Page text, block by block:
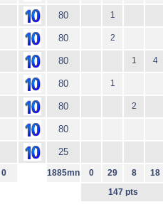
80 1
80 2
80 1 4
80 1
80 2
80
25
0 1885mn 0 29 8 18
147 pts